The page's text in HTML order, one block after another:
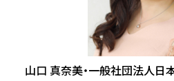
山口 真奈美・一般社団法人日